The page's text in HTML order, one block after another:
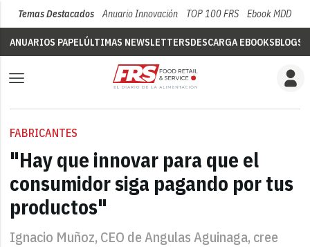
Temas Destacados Anuario Innovación TOP 100 FRS Ebook MDD
ANUARIOS PAPELÚLTIMAS NEWSLETTERSDESCARGA EBOOKSBLOGS
FABRICANTES
"Hay que innovar para que el
consumidor siga pagando por tus
productos"
Ignacio Muñoz, CEO de Angulas Aguinaga, cree